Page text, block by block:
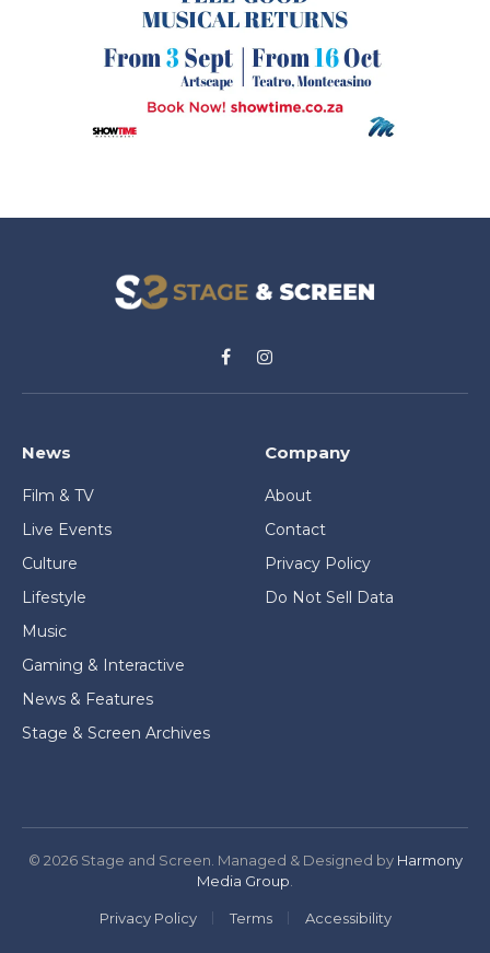
FacebookInstagram
News
Film & TV
Live Events
Culture
Lifestyle
Music
Gaming & Interactive
News & Features
Stage & Screen Archives
Company
About
Contact
Privacy Policy
Do Not Sell Data
© 2026 Stage and Screen. Managed & Designed by Harmony
Media Group
Privacy Policy Terms Accessibility